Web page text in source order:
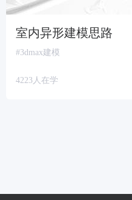
室内异形建模思路
#3dmax建模
4223人在学